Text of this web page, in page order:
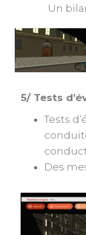
Un
5/ Tests
Tests
Des